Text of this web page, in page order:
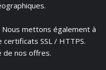
mettons également à
certificats SSL / HTTPS.
de nos offres.